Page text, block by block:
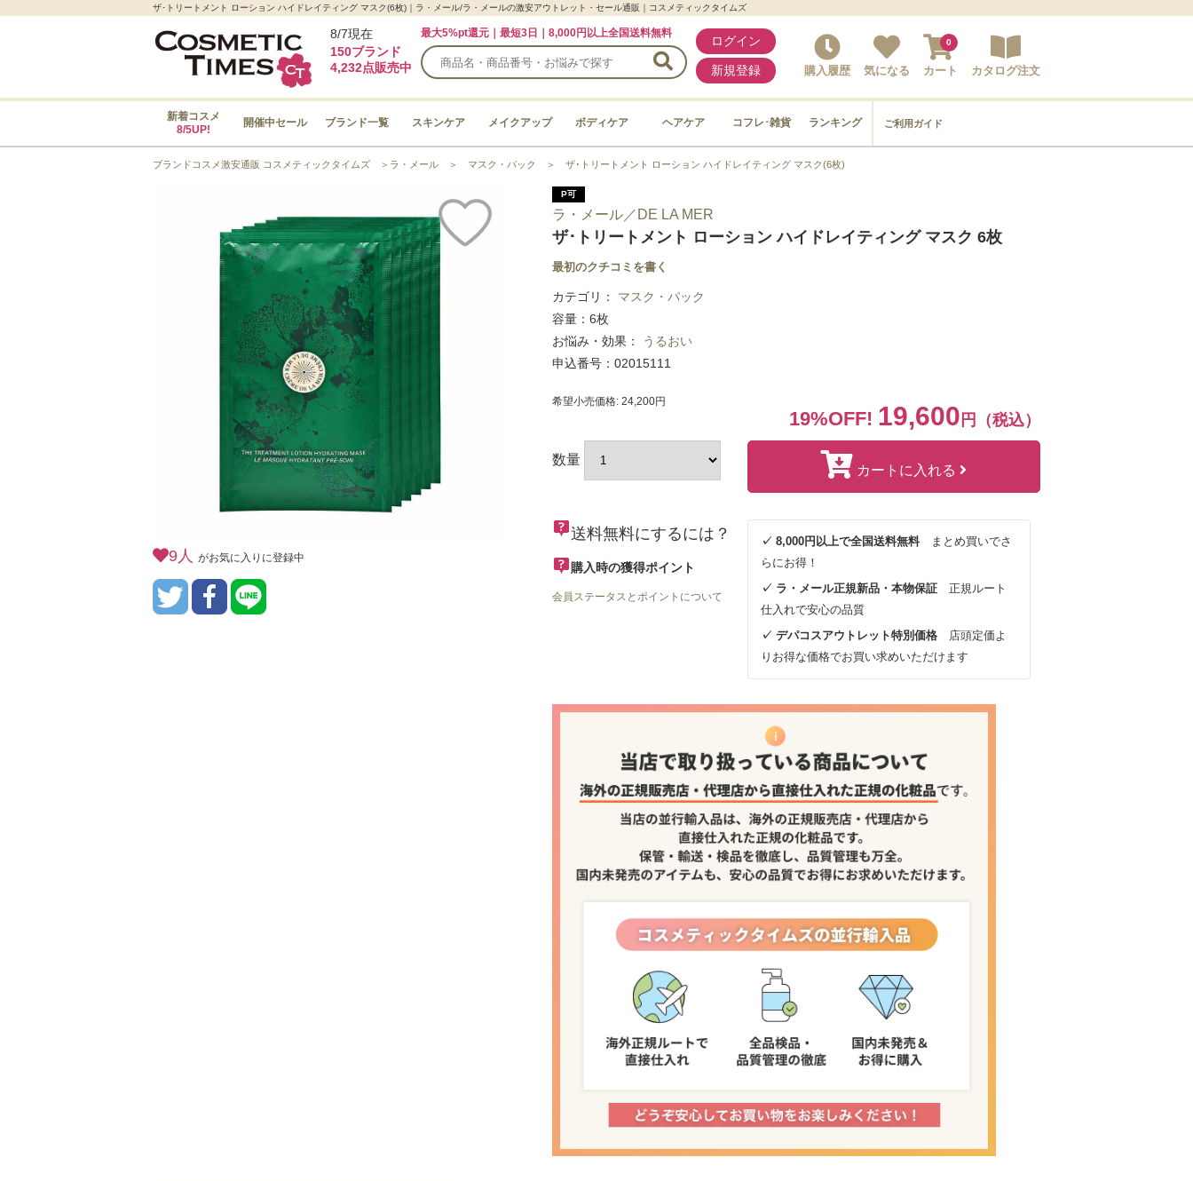
ザ･トリートメント ローション ハイドレイティング マスク(6枚)｜ラ・メール/ラ・メールの激安アウトレット・セール通販｜コスメティックタイムズ
8/7現在
150ブランド
4,232点販売中
最大5%pt還元｜最短3日｜8,000円以上全国送料無料
ログイン
新規登録 購入履歴 気になる カート
0
カタログ注文
新着コスメ
8/5UP!
開催中セール ブランド一覧 スキンケア メイクアップ ボディケア ヘアケア コフレ･雑貨 ランキング ご利用ガイド
ブランドコスメ激安通販 コスメティックタイムズ ＞ ラ・メール ＞ マスク・パック ＞ ザ･トリートメント ローション ハイドレイティング マスク(6枚)
9人 がお気に入りに登録中
P可
ラ・メール／DE LA MER
ザ･トリートメント ローション ハイドレイティング マスク 6枚
最初のクチコミを書く
カテゴリ：
マスク・パック
容量：6枚
お悩み・効果：
うるおい
申込番号：02015111
希望小売価格: 24,200円
19%OFF! 19,600 円（税込）
カートに入れる
数量
送料無料にするには？
購入時の獲得ポイント
会員ステータスとポイントについて
✓ 8,000円以上で全国送料無料まとめ買いでさ
らにお得！
✓ ラ・メール正規新品・本物保証 正規ルート
仕入れで安心の品質
✓ デパコスアウトレット特別価格 店頭定価よ
りお得な価格でお買い求めいただけます